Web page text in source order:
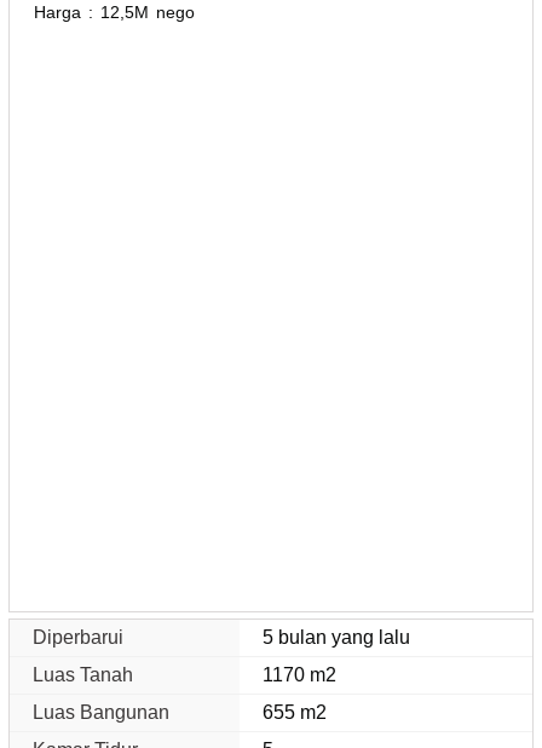
Harga : 12,5M nego
Diperbarui
5 bulan yang lalu
Luas Tanah
1170 m2
Luas Bangunan
655 m2